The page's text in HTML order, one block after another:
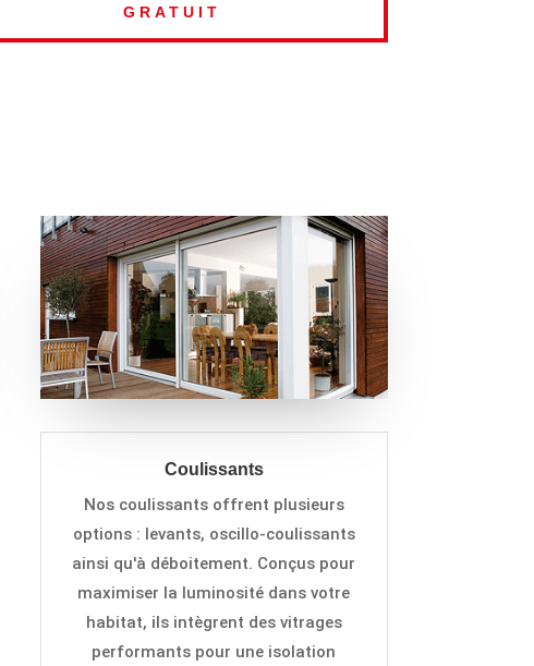
GRATUIT
Coulissants
Nos cou lissants offrent plusieurs
options : levants, oscillo-coulissants
ainsi qu'à déboitement. Conçus pour
maximiser la luminosité dans votre
habitat, ils intègrent des vitrages
performants pour une isolation